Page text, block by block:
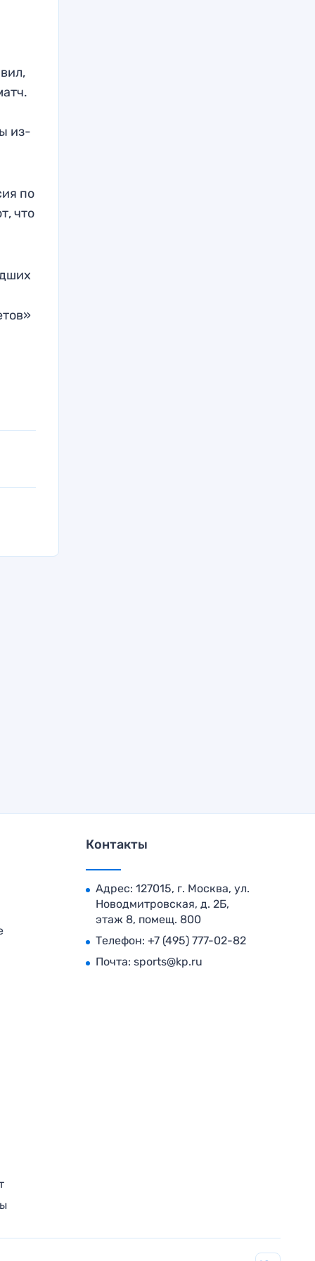
из-
по
что
Контакты
Адрес: 127015, г. Москва, ул.
Новодмитровская, д. 2Б,
этаж 8, помещ. 800
Телефон: +7 (495) 777-02-82
Почта: sports@kp.ru